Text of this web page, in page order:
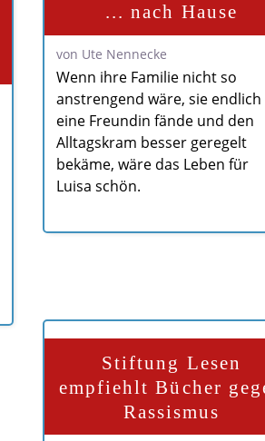
... nach Hause
von Ute Nennecke
Wenn ihre Familie nicht so
anstrengend wäre, sie endlich
eine Freundin fände und den
Alltagskram besser geregelt
bekäme, wäre das Leben für
Luisa schön.
Stiftung Lesen
empfiehlt Bücher
Rassismus